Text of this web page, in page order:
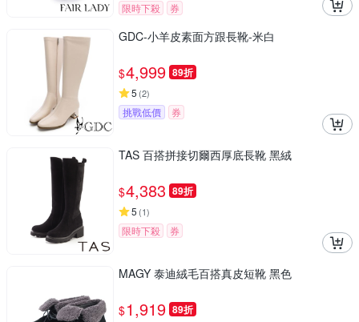
限時下殺 券
GDC-小羊皮素面方跟長靴-米白
$4,999 89折
5 (2)
挑戰低價 券
TAS 百搭拼接切爾西厚底長靴 黑絨
$4,383 89折
5 (1)
限時下殺 券
MAGY 泰迪絨毛百搭真皮短靴 黑色
$1,919 89折